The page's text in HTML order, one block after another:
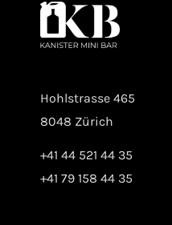
Hohlstrasse 465
8048 Zürich
+41 44 521 44 35
+41 79 158 44 35